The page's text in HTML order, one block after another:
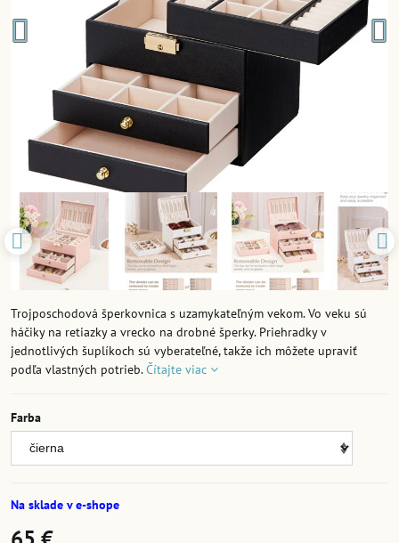
Trojposchodová šperkovnica s uzamykateľným vekom. Vo veku sú
háčiky na retiazky a vrecko na drobné šperky. Priehradky v
jednotlivých šuplíkoch sú vyberateľné, takže ich môžete upraviť
podľa vlastných potrieb.Čítajte viac
Farba
Na sklade v e-shope